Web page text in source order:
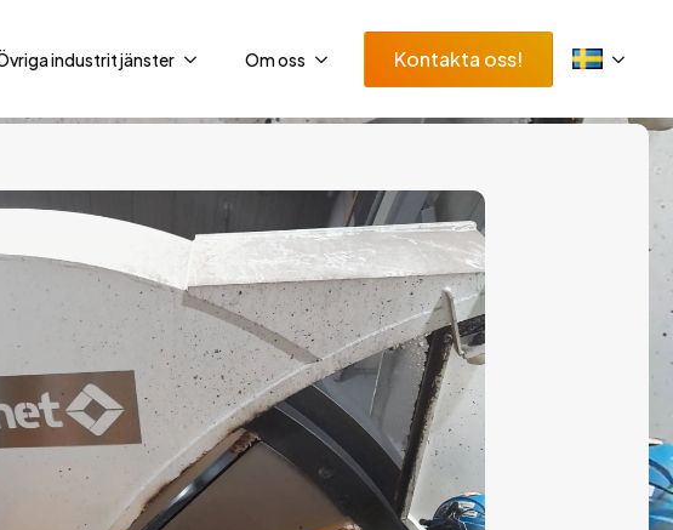
industritjänster Om oss Kontakta oss!